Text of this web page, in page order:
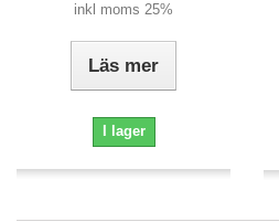
inkl moms 25%
Läs mer
I lager